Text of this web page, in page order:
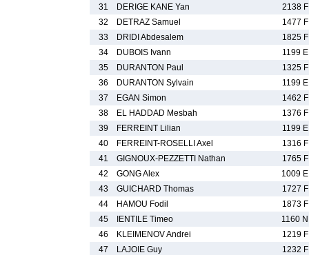
31
DERIGE KANE Yan
2138 F
32
DETRAZ Samuel
1477 F
33
DRIDI Abdesalem
1825 F
34
DUBOIS Ivann
1199 E
35
DURANTON Paul
1325 F
36
DURANTON Sylvain
1199 E
37
EGAN Simon
1462 F
38
EL HADDAD Mesbah
1376 F
39
FERREINT Lilian
1199 E
40
FERREINT-ROSELLI Axel
1316 F
41
GIGNOUX-PEZZETTI Nathan
1765 F
42
GONG Alex
1009 E
43
GUICHARD Thomas
1727 F
44
HAMOU Fodil
1873 F
45
IENTILE Timeo
1160 N
46
KLEIMENOV Andrei
1219 F
47
LAJOIE Guy
1232 F